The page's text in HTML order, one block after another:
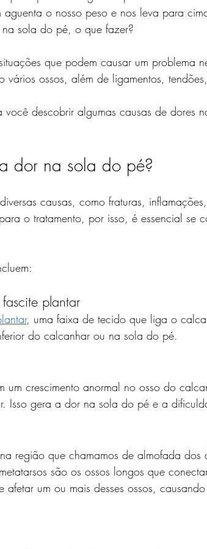
o nosso peso e nos leva para
sola do pé, o que fazer?
que podem causar um problema
vários ossos, além de ligamentos,
você descobrir algumas causas de dores
dor na sola do pé?
causas, como fraturas,
o tratamento, por isso, é essencial se
plantar
, uma faixa de tecido que liga o
do calcanhar ou na sola do pé.
um crescimento anormal no osso do
Isso gera a dor na sola do pé e a
região que chamamos de almofada dos
são os ossos longos que
um ou mais desses ossos,